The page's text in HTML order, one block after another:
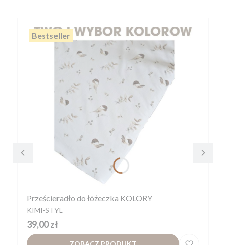
Bestseller
Prześcieradło do łóżeczka KOLORY
PRODUCENT
KIMI-STYL
Cena
39,00 zł